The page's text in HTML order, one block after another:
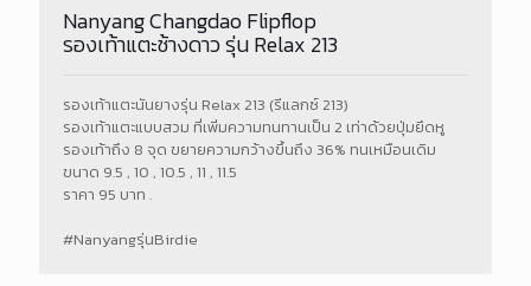
Nanyang Changdao Flipflop
รองเท้าแตะช้างดาว รุ่น Relax 213
รองเท้าแตะนันยางรุ่น Relax 213 (รีแลกซ์ 213)
รองเท้าแตะแบบสวม ที่เพิ่มความทนทานเป็น 2 เท่าด้วยปุ่มยึดหู
รองเท้าถึง 8 จุด ขยายความกว้างขึ้นถึง 36% ทนเหมือนเดิม
ขนาด 9.5 , 10 , 10.5 , 11 , 11.5
ราคา 95 บาท .
#Nanyangรุ่นBirdie